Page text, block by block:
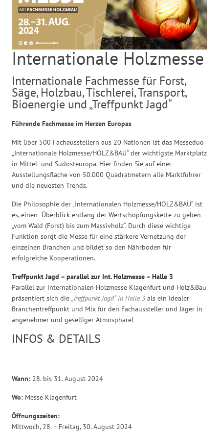
Internationale Holzmesse
Internationale Fachmesse für Forst,
Säge, Holzbau, Tischlerei, Transport,
Bioenergie und „Treffpunkt Jagd“
Führende Fachmesse im Herzen Europas
Mit über 500 Fachausstellern aus 20 Nationen ist das Messeduo
„Internationale Holzmesse/HOLZ&BAU“ der wichtigste Marktplatz
in Mittel- und Südosteuropa. Hier finden Sie auf einer
Ausstellungsfläche von 50.000 Quadratmetern alle Marktführer
und die neuesten Trends.
Die Philosophie der „Internationalen Holzmesse/HOLZ&BAU“ ist
es, einen Überblick entlang der Wertschöpfungskette zu geben –
„vom Wald (Forst) bis zum Massivholz“. Durch diese wichtige
Funktion sorgt die Messe für eine stärkere Vernetzung der
einzelnen Branchen und bildet so den Nährboden für
erfolgreiche Kooperationen.
Treffpunkt Jagd – parallel zur Int. Holzmesse – Halle 3
Parallel zur internationalen Holzmesse Klagenfurt und Holz&Bau
präsentiert sich die„Treffpunkt Jagd“ in Halle 3als ein idealer
Branchentreffpunkt und Mix für den Fachaussteller und Jäger in
angenehmer und geselliger Atmosphäre!
INFOS & DETAILS
Wann: 28. bis 31. August 2024
Wo: Messe Klagenfurt
Öffnungszeiten:
Mittwoch, 28. – Freitag, 30. August 2024